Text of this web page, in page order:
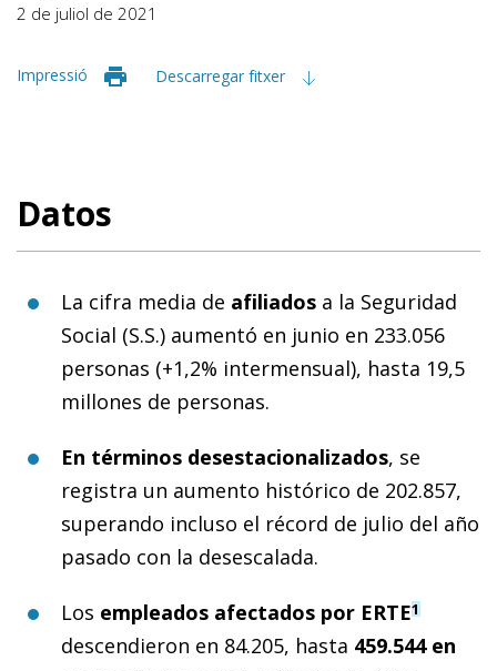
2 de juliol de 2021
Impressió Descarregar fitxer
Datos
La cifra media de afiliados a la Seguridad
Social (S.S.) aumentó en junio en 233.056
personas (+1,2% intermensual), hasta 19,5
millones de personas.
En términos desestacionalizados, se
registra un aumento histórico de 202.857,
superando incluso el récord de julio del año
pasado con la desescalada.
Los empleados afectados por ERTE1
descendieron en 84.205, hasta 459.544 en